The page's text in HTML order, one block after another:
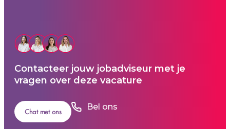
Contacteer jouw jobadviseur met je
vragen over deze vacature
Chat met ons Bel ons